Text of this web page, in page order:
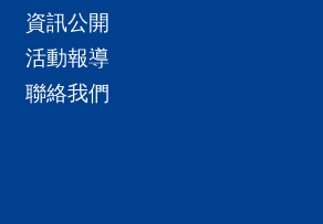
資訊公開
活動報導
聯絡我們